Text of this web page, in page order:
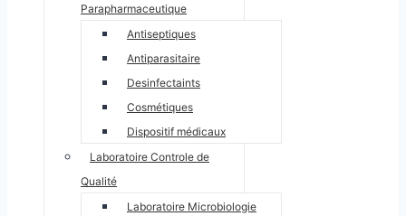
Parapharmaceutique
Antiseptiques
Antiparasitaire
Desinfectaints
Cosmétiques
Dispositif médicaux
Laboratoire Controle de
Qualité
Laboratoire Microbiologie